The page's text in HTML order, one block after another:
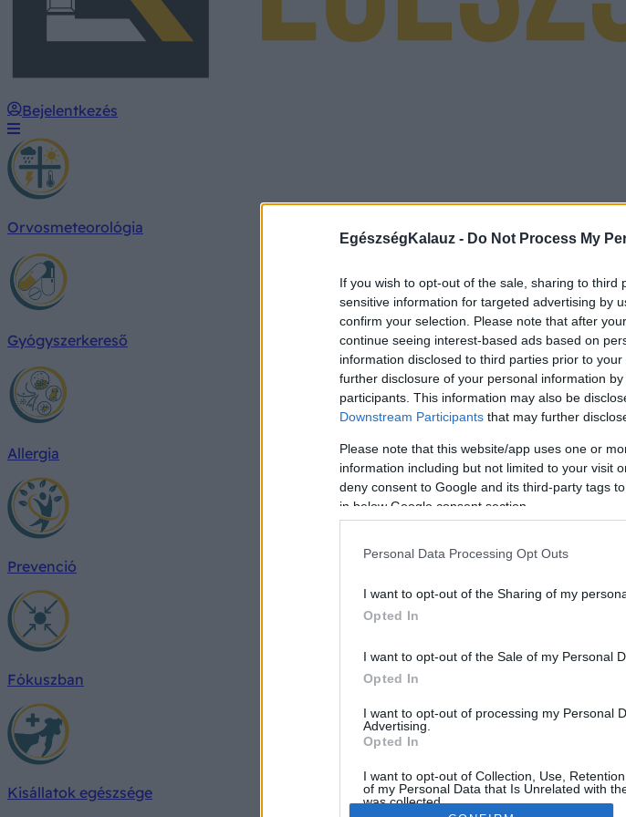
EgészségKalauz - Do Not Process My
If you wish to opt-out of the sale, sharing to
sensitive information for targeted advertising by
confirm your selection. Please note that after
continue seeing interest-based ads based on
information disclosed to third parties prior to
further disclosure of your personal information
participants. This information may also be
Downstream Participants that may further
Please note that this website/app uses one or
information including but not limited to your visit
deny consent to Google and its third-party tags
in below Google consent section.
Personal Data Processing Opt Outs
I want to opt-out of the Sharing of my
Opted In
I want to opt-out of the Sale of my Personal
Opted In
I want to opt-out of processing my Personal
Advertising.
Opted In
I want to opt-out of Collection, Use,
of my Personal Data that Is Unrelated with
was collected.
Bejelentkezés
Orvosmeteorológia
Gyógyszerkereső
Allergia
Prevenció
Fókuszban
Kisállatok egészsége